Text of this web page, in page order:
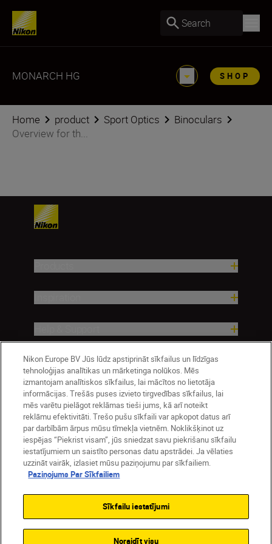
Search
MONARCH HG SHOP
Home product Sport Optics
Binoculars
Overview for th...
Company
Latvija Nikon Sites
Contact Us Privacy Notice
Terms of Use
Cookie Settings
Nikon Europe BV Jūs lūdz apstiprināt sīkfailus un līdzīgas
tehnoloģijas analītikas un mārketinga nolūkos. Mēs
izmantojam analītiskos sīkfailus, lai mācītos no lietotāja
informācijas. Trešās puses izvieto tirgvedības sīkfailus, lai
mēs varētu pielāgot reklāmas tieši jums, kā arī noteikt
reklāmu efektivitāti. Trešo pušu sīkfaili var apkopot datus arī
par darbībām ārpus mūsu tīmekļa vietnēm. Noklikšķinot uz
iespējas “Piekrist visam”, jūs sniedzat savu piekrišanu sīkfailu
iestatījumiem un saistīto personas datu apstrādei. Ja vēlaties
uzzināt vairāk, izlasiet mūsu paziņojumu par sīkfailiem.
Paziņojums Par Sīkfailiem
Sīkfailu iestatījumi
Noraidīt visu